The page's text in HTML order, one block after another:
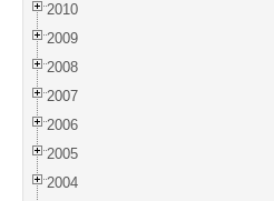
2010
2009
2008
2007
2006
2005
2004